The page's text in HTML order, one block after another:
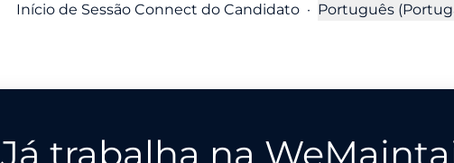
Início de Sessão Connect do Candidato ·
Alterar idioma
Português
Já trabalha na